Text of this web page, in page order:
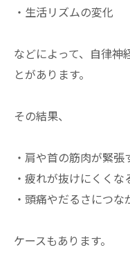
・生活リズムの変化
などによって、自律神
とがあります。
その結果、
・肩や首の筋肉が緊張
・疲れが抜けにくくな
・頭痛やだるさにつな
ケースもあります。